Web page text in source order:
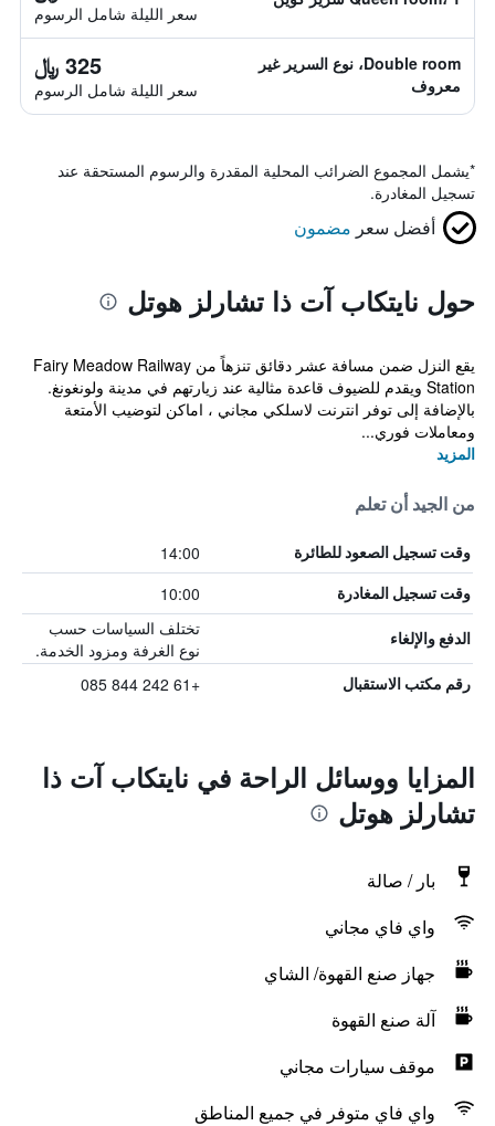
سعر الليلة شامل الرسوم
Double room، نوع السرير غير
معروف
325 ﷼
سعر الليلة شامل الرسوم
*يشمل المجموع الضرائب المحلية المقدرة والرسوم المستحقة عند
تسجيل المغادرة.
أفضل سعر مضمون
حول نايتكاب آت ذا تشارلز هوتل
يقع النزل ضمن مسافة عشر دقائق تنزهاً من Fairy Meadow Railway
Station ويقدم للضيوف قاعدة مثالية عند زيارتهم في مدينة ولونغونغ.
بالإضافة إلى توفر انترنت لاسلكي مجاني ، اماكن لتوضيب الأمتعة
ومعاملات فوري...
المزيد
من الجيد أن تعلم
وقت تسجيل الصعود للطائرة 14:00
وقت تسجيل المغادرة 10:00
الدفع والإلغاء
تختلف السياسات حسب
نوع الغرفة ومزود الخدمة.
رقم مكتب الاستقبال +61 242 844 085
المزايا ووسائل الراحة في نايتكاب آت ذا
تشارلز هوتل
بار / صالة
واي فاي مجاني
جهاز صنع القهوة/ الشاي
آلة صنع القهوة
موقف سيارات مجاني
واي فاي متوفر في جميع المناطق